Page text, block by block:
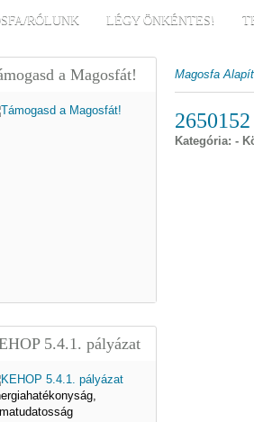
RÓLUNK LÉGY ÖNKÉNTES!
a Magosfát!
5.4.1. pályázat
Magosfa
2650152
Kategória: -